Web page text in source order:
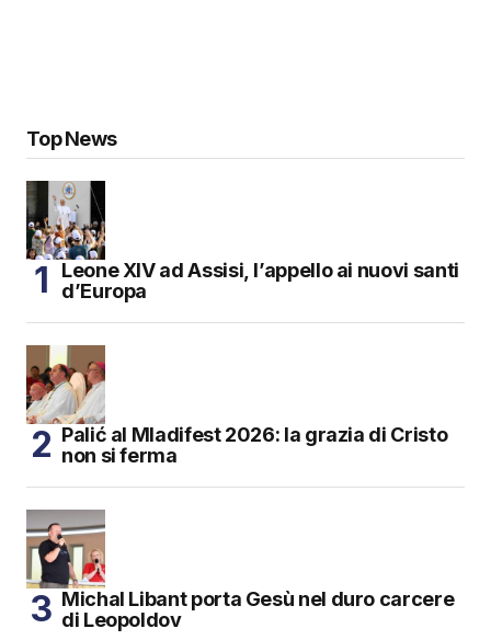
Top News
Leone XIV ad Assisi, l’appello ai nuovi santi
d’Europa
Palić al Mladifest 2026: la grazia di Cristo
non si ferma
Michal Libant porta Gesù nel duro carcere
di Leopoldov